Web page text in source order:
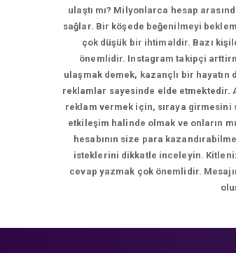
ulaştı mı? Milyonlarca hesap
sağlar. Bir köşede beğenilmeyi
çok düşük bir ihtimaldir. Bazı
önemlidir. Instagram takipçi
ulaşmak demek, kazançlı bir hayatın
reklamlar sayesinde elde etmektedir.
reklam vermek için, sıraya girmesini
etkileşim halinde olmak ve onların
hesabının size para
isteklerini dikkatle inceleyin.
cevap yazmak çok önemlidir.